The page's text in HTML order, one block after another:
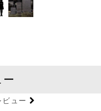
ビュー